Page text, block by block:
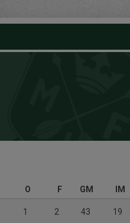
O F GM IM
1 2 43 19